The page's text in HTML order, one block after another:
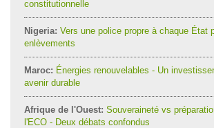
constitutionnelle
Nigeria: Vers une police propre à chaque État
enlèvements
Maroc: Énergies renouvelables - Un
avenir durable
Afrique de l'Ouest: Souveraineté vs
l'ECO - Deux débats confondus